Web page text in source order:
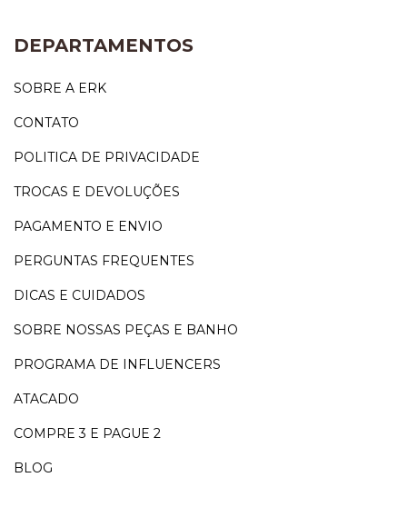
DEPARTAMENTOS
SOBRE A ERK
CONTATO
POLITICA DE PRIVACIDADE
TROCAS E DEVOLUÇÕES
PAGAMENTO E ENVIO
PERGUNTAS FREQUENTES
DICAS E CUIDADOS
SOBRE NOSSAS PEÇAS E BANHO
PROGRAMA DE INFLUENCERS
ATACADO
COMPRE 3 E PAGUE 2
BLOG